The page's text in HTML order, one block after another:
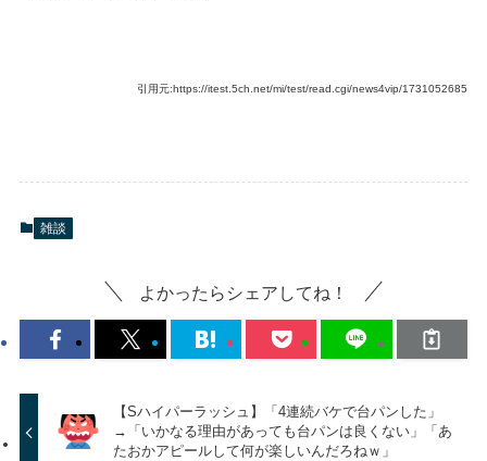
引用元:https://itest.5ch.net/mi/test/read.cgi/news4vip/1731052685
雑談
よかったらシェアしてね！
【Sハイパーラッシュ】「4連続バケで台パンした」
→「いかなる理由があっても台パンは良くない」「あ
たおかアピールして何が楽しいんだろねｗ」